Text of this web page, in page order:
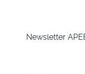
Newsletter